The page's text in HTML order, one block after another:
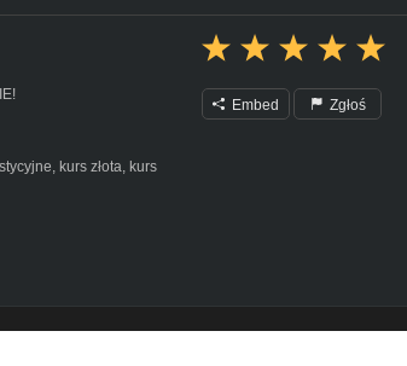
kurs złota, kurs
srebro,jak inwestować
Embed Zgłoś